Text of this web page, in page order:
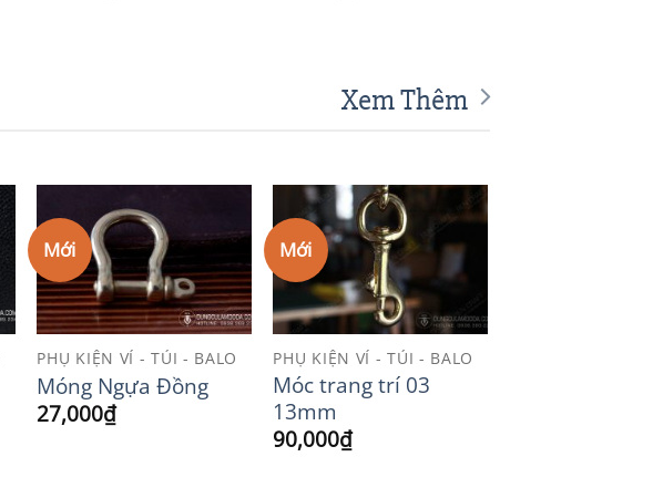
Xem Thêm
Mới
Wishlist
PHỤ KIỆN VÍ - TÚI - BALO
Móng Ngựa Đồng
27,000₫
Mới
Wishlist
PHỤ KIỆN VÍ - TÚI - BALO
Móc trang trí 03
13mm
90,000₫